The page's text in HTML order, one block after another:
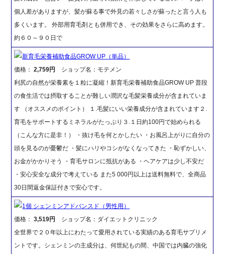
個人差がありますが、髪が蘇る事で外見の若々しさが蘇ったと言う人も
多くいます。 外部用育毛剤とも併用でき、その効果をさらに高めます。
約６０～９０日で
新育毛栄養補助食品GROW UP（単品）
価格：2,759円
ショップ名：モテメン
利尻の自然が栄養素を１粒に凝縮！新育毛栄養補助食品GROW UP 普段
の食生活では摂取することが難しい潤沢な毛髪栄養成分が含まれていま
す （オススメのポイント） １.毛髪にいい栄養成分が含まれています２.
育毛をサポートするミネラルがたっぷり３.１日約100円で始められる
（こんな方に是非！） ・抜け毛を何とかしたい ・お風呂上がりに自分の
頭を見るのが憂鬱だ ・髪にハリやコシがなくなってきた ・恥ずかしい、
お金がかかりそう ・育毛サロンに抵抗がある ・ヘアケアは少し不安だ
・安心安全な成分で考えている また5 000円以上は送料無料で、全商品
30日間返金保証付きで安心です。
1個 シェンミンアドバンスド（男性用）
価格：3,519円
ショップ名：ダイエットクリニック
全世界で２０年以上にわたって愛用されている実績のある育毛サプリメ
ントです。シェンミンの主成分は、何世紀もの間、中国では内臓の強化